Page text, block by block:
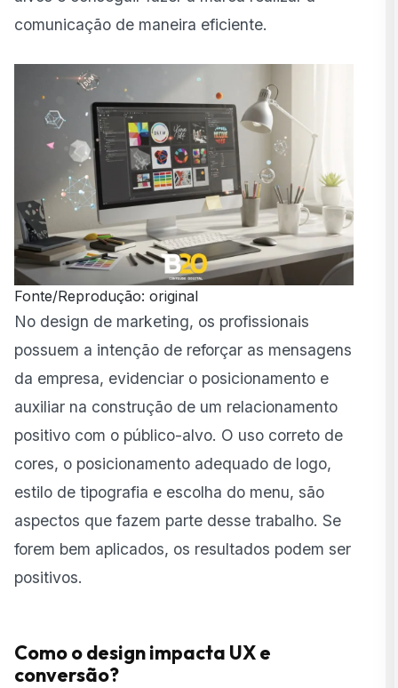
comunicação de maneira eficiente.
Fonte/Reprodução: original
No design de marketing, os profissionais
possuem a intenção de reforçar as mensagens
da empresa, evidenciar o posicionamento e
auxiliar na construção de um relacionamento
positivo com o público-alvo. O uso correto de
cores, o posicionamento adequado de logo,
estilo de tipografia e escolha do menu, são
aspectos que fazem parte desse trabalho. Se
forem bem aplicados, os resultados podem ser
positivos.
Como o design impacta UX e
conversão?